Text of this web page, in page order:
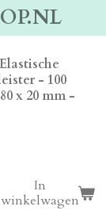
- 100
x 20 mm -
In
winkelwagen